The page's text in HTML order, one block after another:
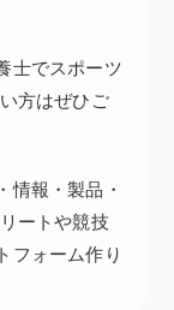
士でスポーツ
方はぜひご
情報・製品・
ートや競技
フォーム作り